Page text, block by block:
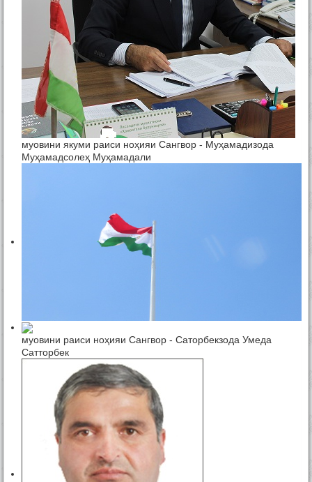
муовини якуми раиси ноҳияи Сангвор - Муҳамадизода
Муҳамадсолеҳ Муҳамадали
муовини раиси ноҳияи Сангвор - Саторбекзода Умеда
Сатторбек